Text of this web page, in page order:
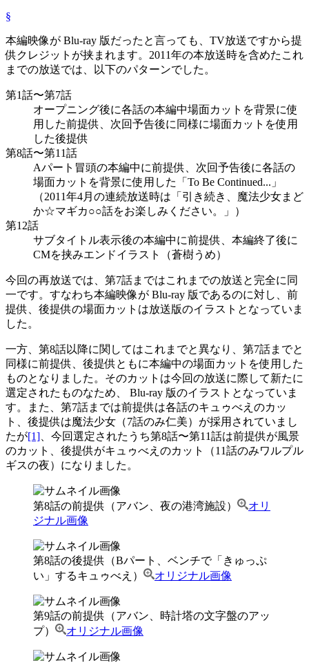
§
本編映像が Blu-ray 版だったと言っても、TV放送ですから提
供クレジットが挟まれます。2011年の本放送時を含めたこれ
までの放送では、以下のパターンでした。
第1話〜第7話
オープニング後に各話の本編中場面カットを背景に使
用した前提供、次回予告後に同様に場面カットを使用
した後提供
第8話〜第11話
Aパート冒頭の本編中に前提供、次回予告後に各話の
場面カットを背景に使用した「To Be Continued...」
（2011年4月の連続放送時は「引き続き、魔法少女まど
か☆マギカ○○話をお楽しみください。」）
第12話
サブタイトル表示後の本編中に前提供、本編終了後に
CMを挟みエンドイラスト（蒼樹うめ）
今回の再放送では、第7話まではこれまでの放送と完全に同
一です。すなわち本編映像が Blu-ray 版であるのに対し、前
提供、後提供の場面カットは放送版のイラストとなっていま
した。
一方、第8話以降に関してはこれまでと異なり、第7話までと
同様に前提供、後提供ともに本編中の場面カットを使用した
ものとなりました。そのカットは今回の放送に際して新たに
選定されたものなため、 Blu-ray 版のイラストとなっていま
す。また、第7話までは前提供は各話のキュゥべえのカッ
ト、後提供は魔法少女（7話のみ仁美）が採用されていまし
たが[1] 、今回選定されたうち第8話〜第11話は前提供が風景
のカット、後提供がキュゥべえのカット（11話のみワルプル
ギスの夜）になりました。
第8話の前提供（アバン、夜の港湾施設）
オリ
ジナル画像
第8話の後提供（Bパート、ベンチで「きゅっぷ
い」するキュゥべえ）
オリジナル画像
第9話の前提供（アバン、時計塔の文字盤のアッ
プ）
オリジナル画像